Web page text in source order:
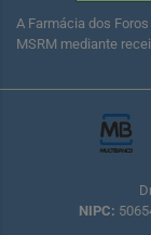
A Farmácia dos
MSRM mediante
NIPC: